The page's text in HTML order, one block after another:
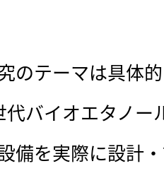
のテーマは具体
バイオエタノー
備を実際に設計